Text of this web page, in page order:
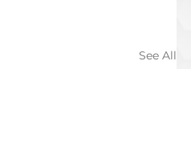
See All